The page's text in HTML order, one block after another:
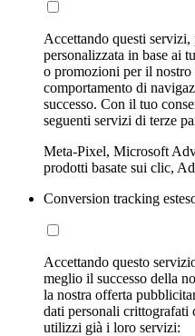
Accettando questi
personalizzata in base ai
o promozioni per il
comportamento di
successo. Con il tuo
seguenti servizi di terze
Meta-Pixel, Microsoft
prodotti basate sui clic,
Conversion tracking
Accettando questo
meglio il successo della
la nostra offerta
dati personali crittografati
utilizzi già i loro servizi: